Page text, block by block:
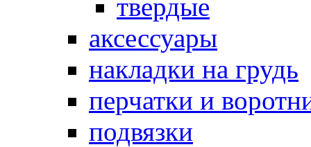
твердые
аксессуары
накладки на грудь
перчатки и
подвязки